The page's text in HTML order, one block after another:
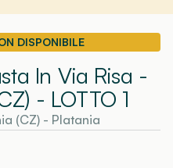
DISPONIBILE
In Via Risa -
- LOTTO 1
(CZ) - Platania